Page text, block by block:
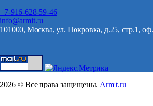
+7-916-628-59-46
info@armit.ru
101000, Москва, ул. Покровка, д.25, стр.1,
2026 © Все права защищены. Armit.ru